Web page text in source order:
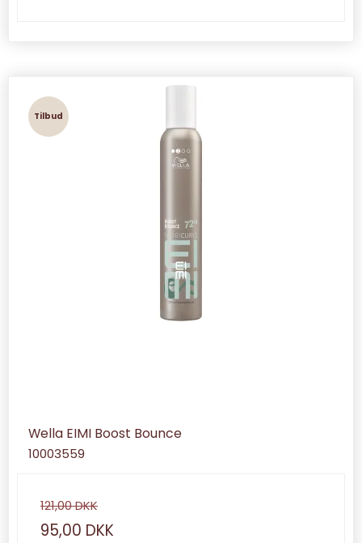
Tilbud
Wella EIMI Boost Bounce
10003559
121,00 DKK
95,00 DKK